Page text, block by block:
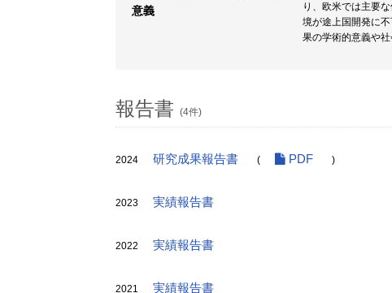
意義
り、欧米では主要
境が途上国開発に
果の学術的意義や社
報告書 (4件)
2024 研究成果報告書 ( PDF )
2023 実績報告書
2022 実績報告書
2021 実績報告書